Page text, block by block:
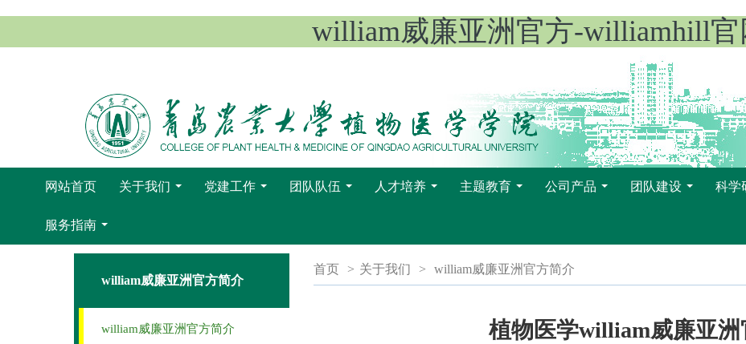
william威廉亚洲官方-williamhill官
网站首页 关于我们 党建工作 团队队伍 人才培养 主题教育 公司产品 团队建设 科学
服务指南
​william威廉亚洲官方简介
​william威廉亚洲官方简介
首页 > 关于我们 > ​william威廉亚洲官方简介
植物医学​william威廉亚洲